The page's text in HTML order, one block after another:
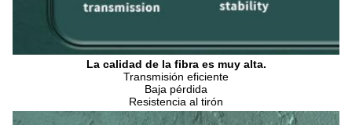
La calidad de la fibra es muy alta.
Transmisión eficiente
Baja pérdida
Resistencia al tirón